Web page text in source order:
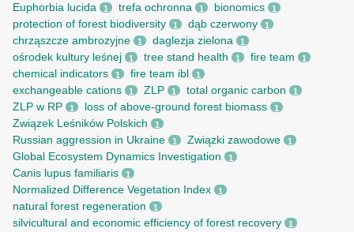
Euphorbia lucida 1 trefa ochronna 1 bionomics 1
protection of forest biodiversity 1 dąb czerwony 1
chrząszcze ambrozyjne 1 daglezja zielona 1
ośrodek kultury leśnej 1 tree stand health 1 fire team 1
chemical indicators 1 fire team ibl 1
exchangeable cations 1 ZLP 1 total organic carbon 1
ZLP w RP 1 loss of above-ground forest biomass 1
Związek Leśników Polskich 1
Russian aggression in Ukraine 1 Związki zawodowe 1
Global Ecosystem Dynamics Investigation 1
Canis lupus familiaris 1
Normalized Difference Vegetation Index 1
natural forest regeneration 1
silvicultural and economic efficiency of forest recovery 1